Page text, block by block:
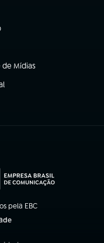
aba)
Mídias
aba)
pela EBC